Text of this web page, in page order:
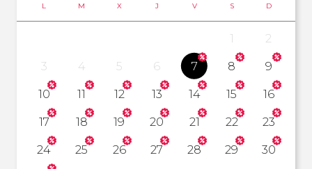
L M X J V S D
1
2
3
4 5 6 7 8
9
10
11 12 13 14 15
16
17
18 19 20 21 22
23
24
25 26 27 28 29
30